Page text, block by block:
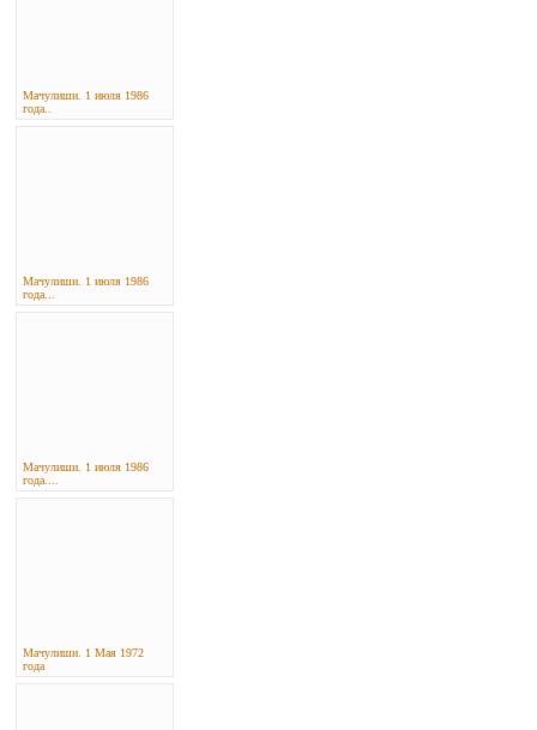
Мачулиши. 1 июля 1986
года..
Мачулиши. 1 июля 1986
года...
Мачулиши. 1 июля 1986
года....
Мачулиши. 1 Мая 1972
года